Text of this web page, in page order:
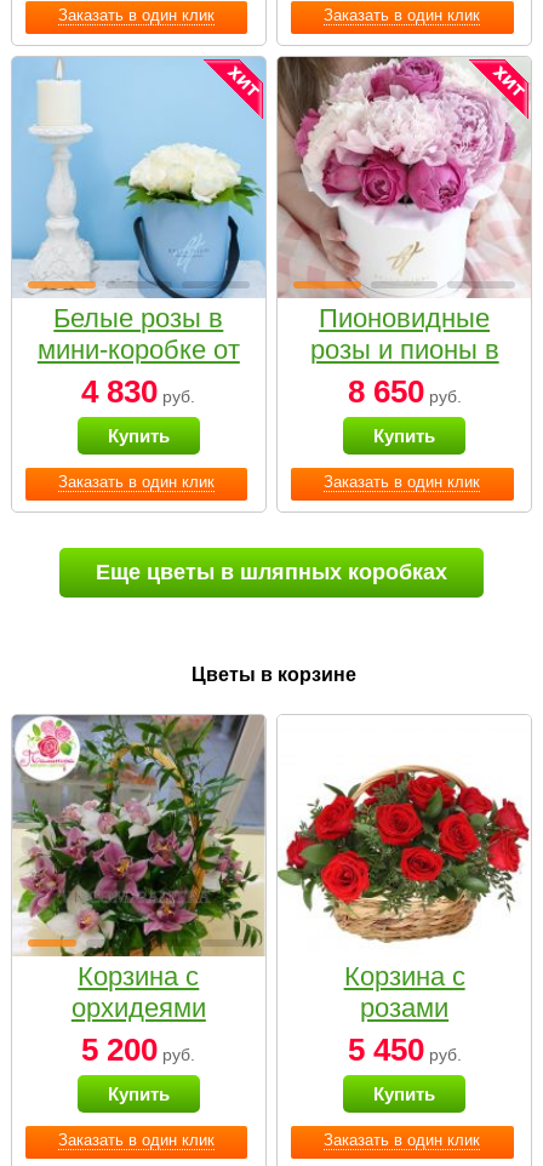
Заказать в один клик Заказать в один клик
Заказать в один клик
Белые розы в
мини-коробке от
Bella Fiori
4 830 руб.
Купить
Заказать в один клик
Пионовидные
розы и пионы в
белой коробке
Small
8 650руб.
Купить
Еще цветы в шляпных коробках
Цветы в корзине
Заказать в один клик
Корзина с
орхидеями
малая
5 200 руб.
Купить
Заказать в один клик
Корзина с
розами
«Красный
Париж»
5 450руб.
Купить